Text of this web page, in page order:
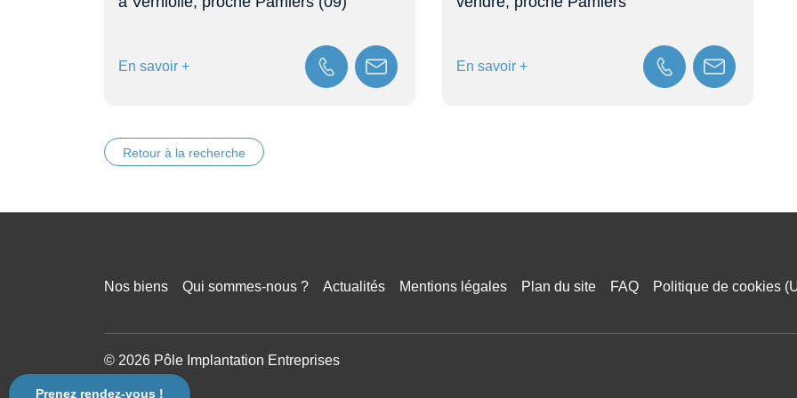
Prenez rendez-vous !
En savoir + En savoir +
Retour à la recherche
Nos biens Qui sommes-nous ? Actualités Mentions légales Plan du site FAQ Politique de cookies
© 2026 Pôle Implantation Entreprises